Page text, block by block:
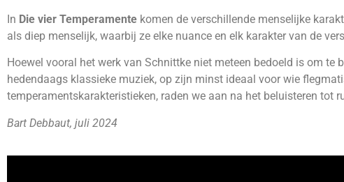
In Die vier Temperamente komen de verschillende menselijke
als diep menselijk, waarbij ze elke nuance en elk karakter van de
Hoewel vooral het werk van Schnittke niet meteen bedoeld is om
hedendaags klassieke muziek, op zijn minst ideaal voor wie
temperamentskarakteristieken, raden we aan na het beluisteren tot
Bart Debbaut, juli 2024